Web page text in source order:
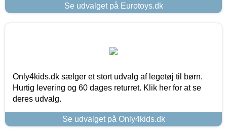
Se udvalget på Eurotoys.dk
Only4kids.dk sælger et stort udvalg af legetøj til børn.
Hurtig levering og 60 dages returret. Klik her for at se
deres udvalg.
Se udvalget på Only4kids.dk